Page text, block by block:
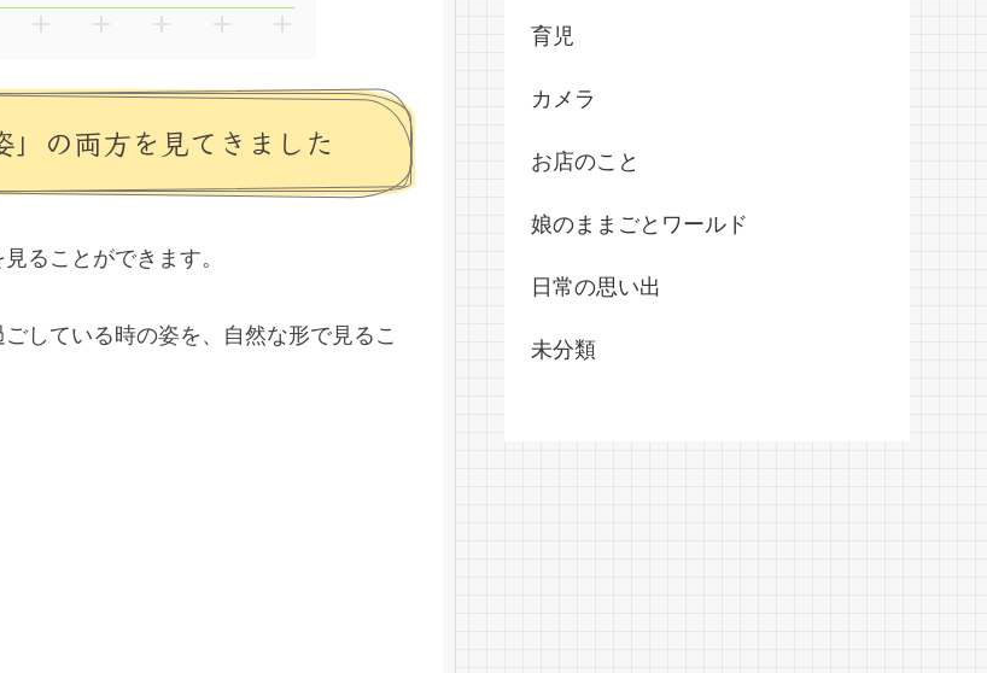
」の両方を見てきました
ることができます。
している時の姿を、自然な形で見るこ
育児
カメラ
お店のこと
娘のままごとワールド
日常の思い出
未分類